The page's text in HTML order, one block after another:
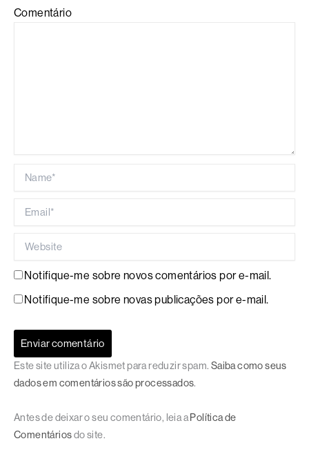
Comentário
Notifique-me sobre novos comentários por e-mail.
Notifique-me sobre novas publicações por e-mail.
Este site utiliza o Akismet para reduzir spam. Saiba como seus
dados em comentários são processados.
Antes de deixar o seu comentário, leia a Política de
Comentáriosdo site.